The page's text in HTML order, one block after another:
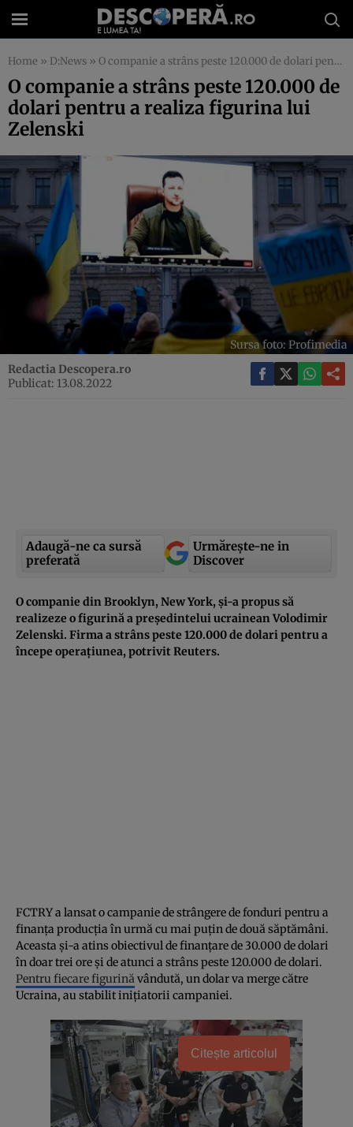
Home » D:News » O companie a strâns peste 120.000 de dolari pentru a realiza figurina lui Zelenski
O companie a strâns peste 120.000 de
dolari pentru a realiza figurina lui
Zelenski
Sursa foto: Profimedia
Redactia Descopera.ro
Publicat: 13.08.2022
Adaugă-ne ca sursă
preferată
Urmărește-ne in
Discover
O companie din Brooklyn, New York, și-a propus să
realizeze o figurină a președintelui ucrainean Volodimir
Zelenski. Firma a strâns peste 120.000 de dolari pentru a
începe operațiunea, potrivit Reuters.
FCTRY a lansat o campanie de strângere de fonduri pentru a
finanța producția în urmă cu mai puțin de două săptămâni.
Aceasta și-a atins obiectivul de finanțare de 30.000 de dolari
în doar trei ore și de atunci a strâns peste 120.000 de dolari.
Pentru fiecare figurinăvândută, un dolar va merge către
Ucraina, au stabilit inițiatorii campaniei.
Citește articolul